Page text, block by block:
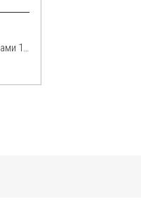
Плита утяжелительная с ручками 120 кг